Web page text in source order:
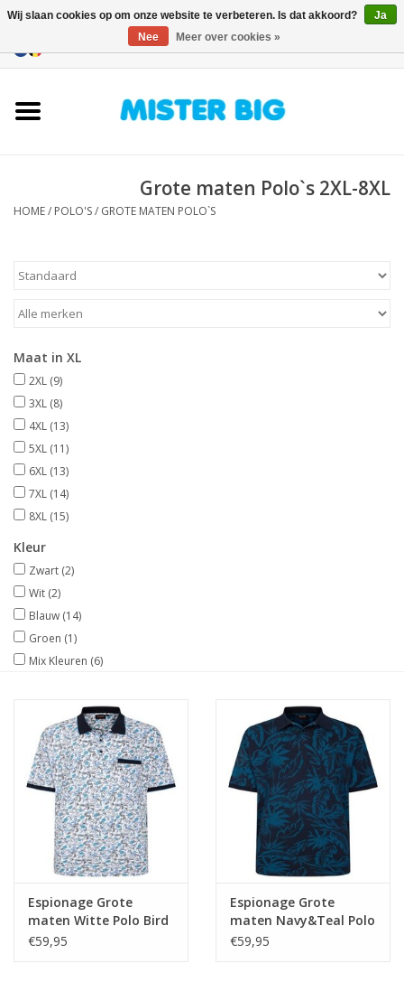
Grote maten Polo`s 2XL-8XL
HOME/ POLO'S/ GROTE MATEN POLO`S
Maat in XL
2XL (9)
3XL (8)
4XL (13)
5XL (11)
6XL (13)
7XL (14)
8XL (15)
Kleur
Zwart (2)
Wit (2)
Blauw (14)
Groen (1)
Mix Kleuren (6)
Espionage Grote
maten Witte Polo Bird
Print
€59,95
Espionage Grote
maten Navy&Teal Polo
Leaf Print
€59,95
Wij slaan cookies op om onze website te verbeteren. Is dat akkoord?
Ja
Nee
Meer over cookies »